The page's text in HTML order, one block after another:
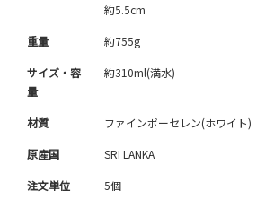
約5.5cm
重量 約755g
サイズ・容
量
約310ml(満水)
材質 ファインポーセレン(ホワイト)
原産国 SRI LANKA
注文単位 5個